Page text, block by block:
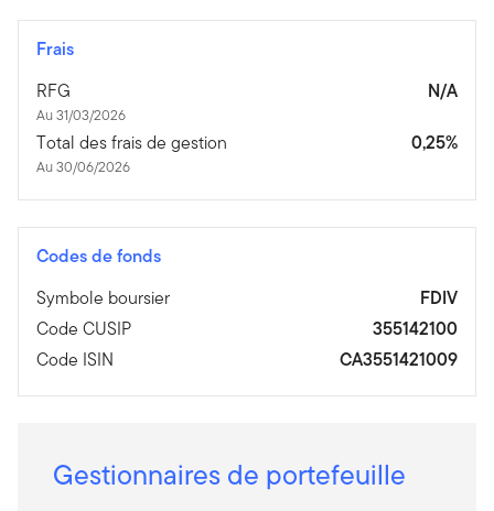
Frais
RFG
Au 31/03/2026
N/A
Total des frais de gestion
Au 30/06/2026
0,25%
Codes de fonds
Symbole boursier
FDIV
Code CUSIP
355142100
Code ISIN
CA3551421009
Gestionnaires de portefeuille